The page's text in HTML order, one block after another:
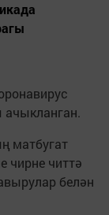
матбугат
чирне читтә
белән